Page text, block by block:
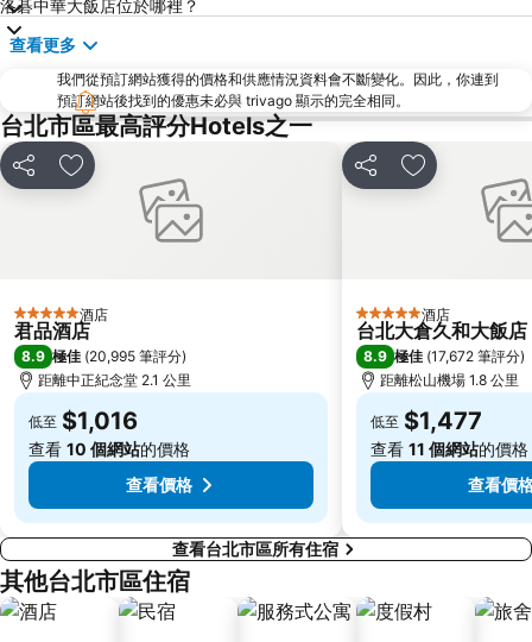
礁溪車站
桃園火車站
九份
台北世貿中心
台北市政府
羅東夜市
台北東區
饒河街觀光夜市
南港站覽館
萬華區
淡水老街
基隆廟口夜市
捷運民權西路站
行天宮
頂溪捷運站
永康街
大直美麗華
台北橋捷運站
洛碁中華大飯店位於哪裡？
查看更多
我們從預訂網站獲得的價格和供應情況資料會不斷變化。因此，你連到
預訂網站後找到的優惠未必與 trivago 顯示的完全相同。
台北市區最高評分Hotels之一
分享 放到收藏夾
5 星級 酒店
君品酒店
8.9 極佳 (20,995 筆評分)
距離中正紀念堂 2.1 公里
低至 $1,016
查看 10 個網站的價格
查看價格
分享 放到收藏夾
5 星級 酒店
台北大倉久和大飯店
8.9 極佳 (17,672 筆評分)
距離松山機場 1.8 公里
低至 $1,477
查看 11 個網站的價格
查看價
查看台北市區所有住宿
其他台北市區住宿